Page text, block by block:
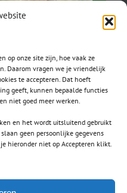
op onze site zijn, hoe vaak ze
Daarom vragen we je vriendelijk
te accepteren. Dat hoeft
geeft, kunnen bepaalde functies
niet goed meer werken.
en het wordt uitsluitend gebruikt
geen persoonlijke gegevens
hieronder niet op Accepteren klikt.